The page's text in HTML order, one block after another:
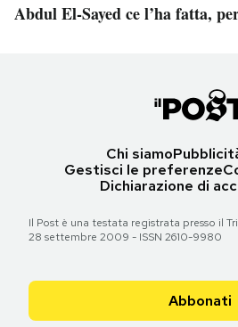
Abdul El-Sayed ce l’ha fatta,
Chi siamo
Gestisci le preferenze
Dichiarazione di
Il Post è una testata registrata presso il
28 settembre 2009 - ISSN 2610-9980
Abbonati